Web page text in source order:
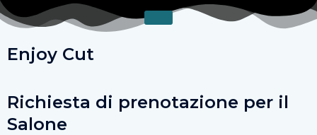
Vai
al
Enjoy Cut
Richiesta di prenotazione per il
Salone